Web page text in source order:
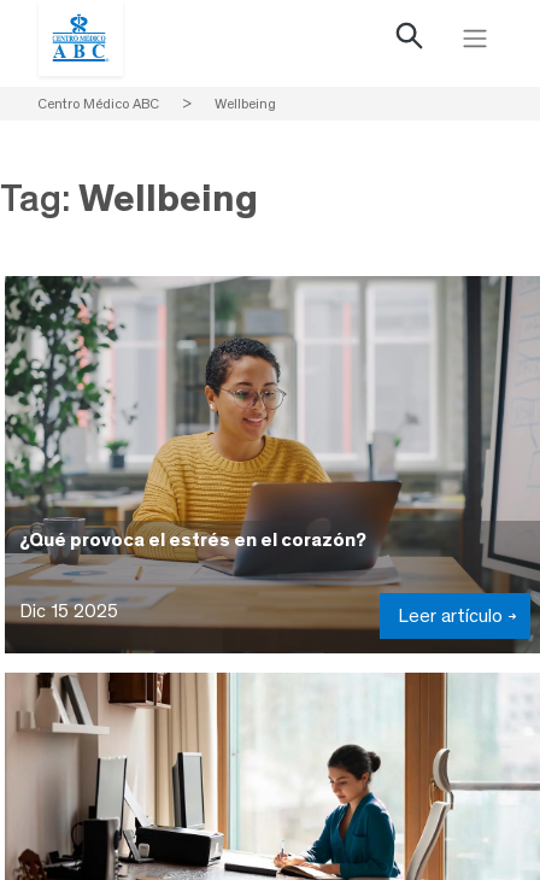
Centro Médico ABC > Wellbeing
Tag: Wellbeing
¿Qué provoca el estrés en el corazón?
Dic 15 2025 Leer artículo